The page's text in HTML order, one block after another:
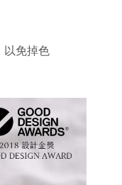
以免掉色